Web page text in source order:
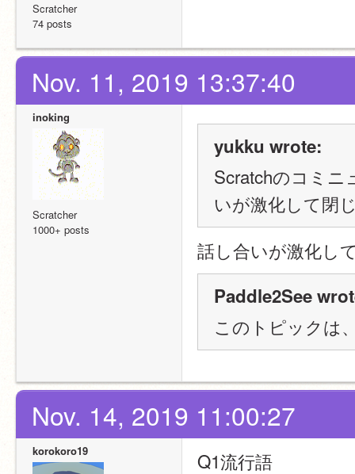
Scratcher
74 posts
Nov. 11, 2019 13:37:40
inoking
Scratcher
1000+ posts
yukku wrote:
Scratchのコミ
いが激化して閉
話し合いが激化し
Paddle2See
このトピックは
Nov. 14, 2019 11:00:27
korokoro19
Q1流行語